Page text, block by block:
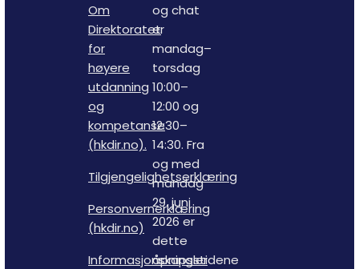
Om
Direktoratet
for
høyere
utdanning
og
kompetanse
(hkdir.no).
Tilgjengelighetserklæring
Personvernerklæring
(hkdir.no)
Informasjonskapsler
og chat
er
mandag–
torsdag
10:00–
12:00 og
12:30–
14:30. Fra
og med
mandag
29. juni
2026 er
dette
åpningstidene